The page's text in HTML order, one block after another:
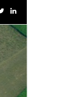
অনুষ্ঠান